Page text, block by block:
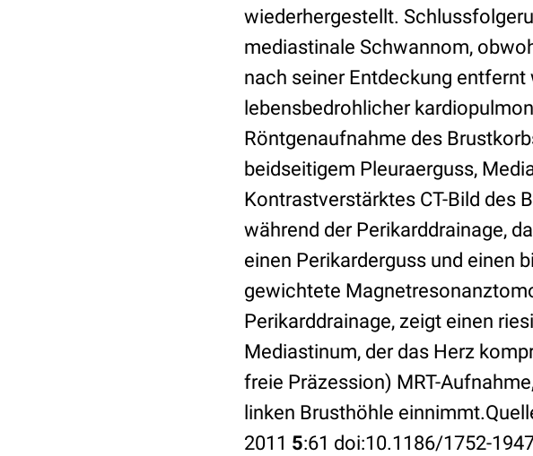
wiederhergestellt.
mediastinale Schwannom,
nach seiner Entdeckung
lebensbedrohlicher
Röntgenaufnahme des
beidseitigem Pleuraerguss,
Kontrastverstärktes CT-Bild des
während der Perikarddrainage,
einen Perikarderguss und einen
gewichtete
Perikarddrainage, zeigt einen
Mediastinum, der das Herz
freie Präzession) MRT-
linken Brusthöhle
2011 5:61 doi:10.1186/1752-